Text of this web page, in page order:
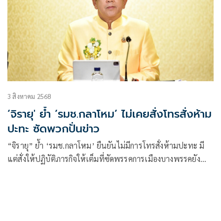
3 สิงหาคม 2568
‘จิรายุ' ย้ำ ‘รมช.กลาโหม’ ไม่เคยสั่งโทรสั่งห้าม
ปะทะ ซัดพวกปั่นข่าว
“จิรายุ” ย้ำ ‘รมช.กลาโหม’ ยืนยันไม่มีการโทรสั่งห้ามปะทะ มี
แต่สั่งให้ปฏิบัติภารกิจให้เต็มที่ซัดพรรคการเมืองบางพรรคยัง